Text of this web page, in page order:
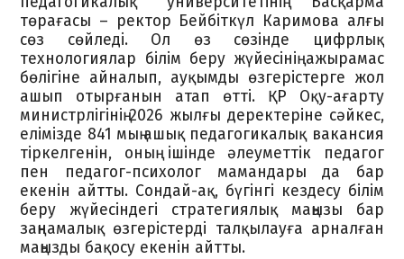
төрағасы – ректор Бейбіткүл Каримова алғы
сөз сөйледі. Ол өз сөзінде цифрлық
технологиялар білім беру жүйесінің ажырамас
бөлігіне айналып, ауқымды өзгерістерге жол
ашып отырғанын атап өтті. ҚР Оқу-ағарту
министрлігінің 2026 жылғы деректеріне сәйкес,
елімізде 841 мың ашық педагогикалық вакансия
тіркелгенін, оның ішінде әлеуметтік педагог
пен педагог-психолог мамандары да бар
екенін айтты. Сондай-ақ, бүгінгі кездесу білім
беру жүйесіндегі стратегиялық маңызы бар
заңнамалық өзгерістерді талқылауға арналған
маңызды бақосу екенін айтты.